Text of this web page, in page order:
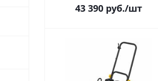
43 390 руб./шт